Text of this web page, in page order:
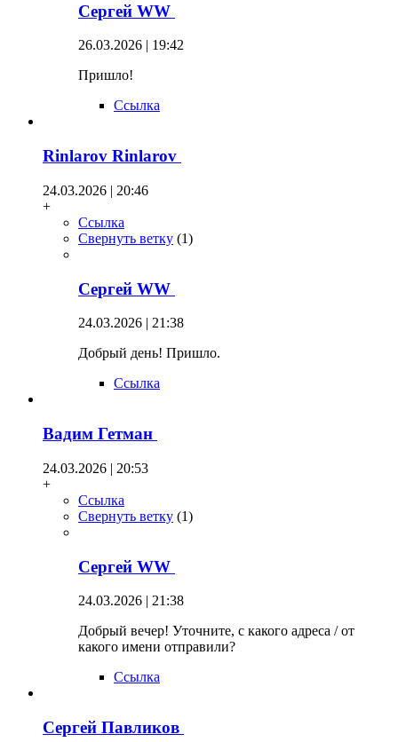
Сергей WW
26.03.2026 | 19:42
Пришло!
Ссылка
Rinlarov Rinlarov
24.03.2026 | 20:46
+
Ссылка
Свернуть ветку (1)
Сергей WW
24.03.2026 | 21:38
Добрый день! Пришло.
Ссылка
Вадим Гетман
24.03.2026 | 20:53
+
Ссылка
Свернуть ветку (1)
Сергей WW
24.03.2026 | 21:38
Добрый вечер! Уточните, с какого адреса / от
какого имени отправили?
Ссылка
Сергей Павликов